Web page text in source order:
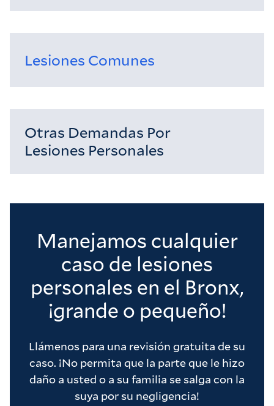
Lesiones Comunes
Otras Demandas Por
Lesiones Personales
Manejamos cualquier
caso de lesiones
personales en el Bronx,
¡grande o pequeño!
Llámenos para una revisión gratuita de su
caso. ¡No permita que la parte que le hizo
daño a usted o a su familia se salga con la
suya por su negligencia!